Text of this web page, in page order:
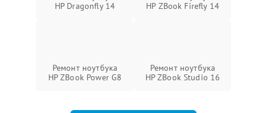
HP Dragonfly 14
HP ZBook Firefly 14
Ремонт ноутбука
HP ZBook Power G8
Ремонт ноутбука
HP ZBook Studio 16